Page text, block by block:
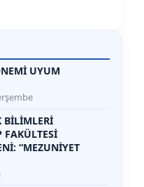
UYUM
BİLİMLERİ
FAKÜLTESİ
“MEZUNİYET